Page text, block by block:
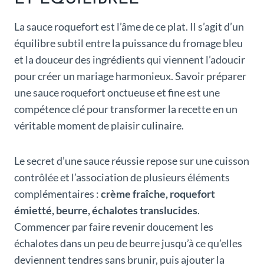
La sauce roquefort est l’âme de ce plat. Il s’agit d’un
équilibre subtil entre la puissance du fromage bleu
et la douceur des ingrédients qui viennent l’adoucir
pour créer un mariage harmonieux. Savoir préparer
une sauce roquefort onctueuse et fine est une
compétence clé pour transformer la recette en un
véritable moment de plaisir culinaire.
Le secret d’une sauce réussie repose sur une cuisson
contrôlée et l’association de plusieurs éléments
complémentaires :crème fraîche, roquefort
émietté, beurre, échalotes translucides.
Commencer par faire revenir doucement les
échalotes dans un peu de beurre jusqu’à ce qu’elles
deviennent tendres sans brunir, puis ajouter la